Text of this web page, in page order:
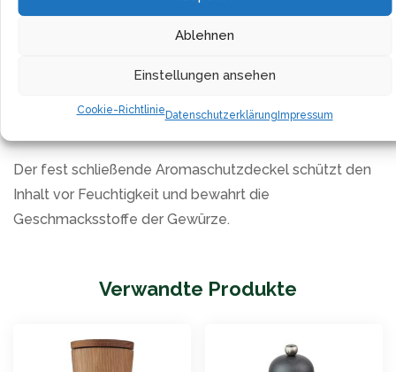
Ablehnen
Einstellungen ansehen
Cookie-RichtlinieDatenschutzerklärungImpressum
Trocknen.
Gewürze wie Chili, Kümmel, Koriander, Fenchelsamen,
Anis, Senfsaat, schwarzen Sesam, Kardamom, Ingwer
Der fest schließende Aromaschutzdeckel schützt den
Inhalt vor Feuchtigkeit und bewahrt die
Geschmacksstoffe der Gewürze.
Verwandte Produkte